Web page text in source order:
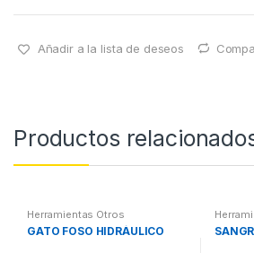
Añadir a la lista de deseos
Productos
Herramientas Otros
GATO FOSO HIDRÁULICO